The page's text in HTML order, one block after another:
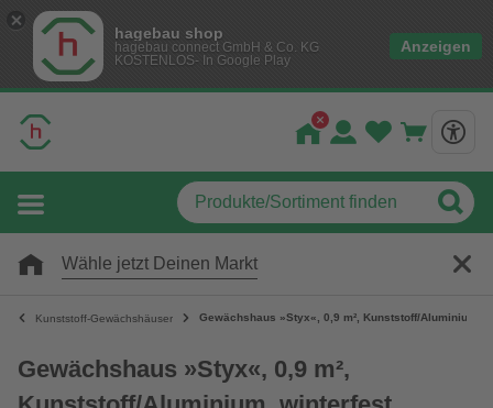
hagebau shop
hagebau connect GmbH & Co. KG
KOSTENLOS- In Google Play
Anzeigen
Wähle jetzt Deinen Markt
Kunststoff-Gewächshäuser Gewächshaus »Styx«, 0,9 m², Kunststoff/Aluminium,
Gewächshaus »Styx«, 0,9 m²,